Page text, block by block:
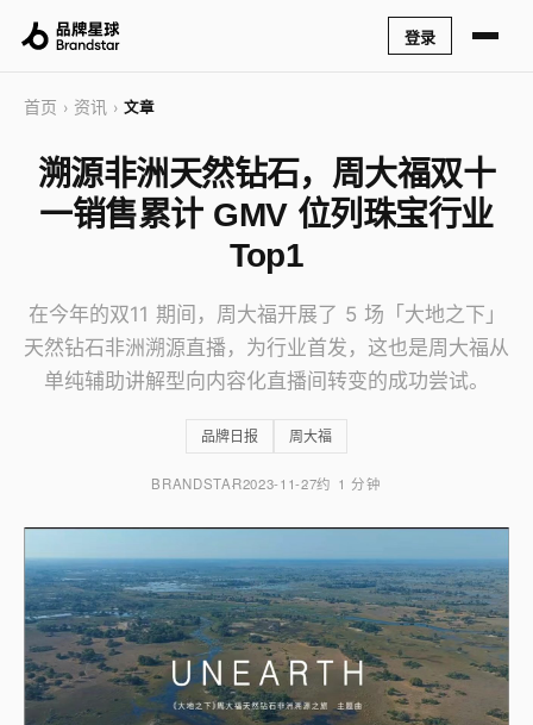
登录
首页 › 资讯 › 文章
溯源非洲天然钻石，周大福双十
一销售累计 GMV 位列珠宝行业
Top1
在今年的双11 期间，周大福开展了 5 场「大地之下」
天然钻石非洲溯源直播，为行业首发，这也是周大福从
单纯辅助讲解型向内容化直播间转变的成功尝试。
品牌日报 周大福
BRANDSTAR2023-11-27约 1 分钟